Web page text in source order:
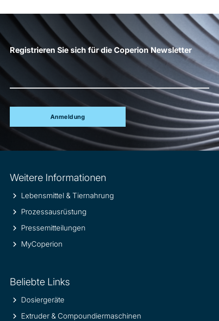
Registrieren Sie sich für die Coperion Newsletter
Anmeldung
information
Weitere Informationen
Lebensmittel & Tiernahrung
Prozessausrüstung
Pressemitteilungen
MyCoperion
Beliebte Links
Dosiergeräte
Extruder & Compoundiermaschinen